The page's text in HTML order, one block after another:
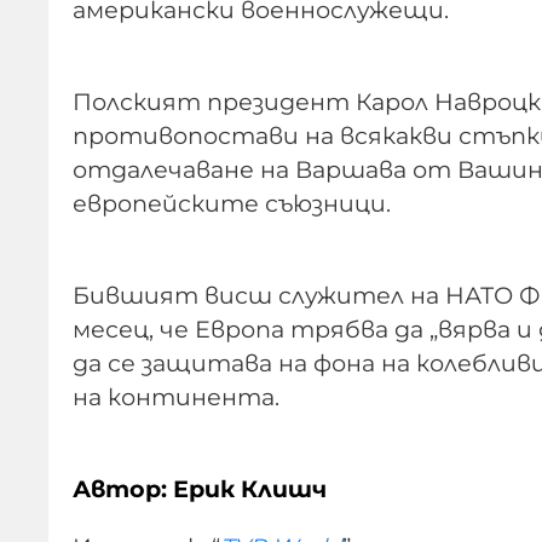
американски военнослужещи.
Полският президент Карол
противопостави на всякакви
отдалечаване на Варшава от
европейските съюзници.
Бившият висш служител на НАТО
месец, че Европа трябва да „вярва
да се защитава на фона на
на континента.
Автор: Ерик Клишч